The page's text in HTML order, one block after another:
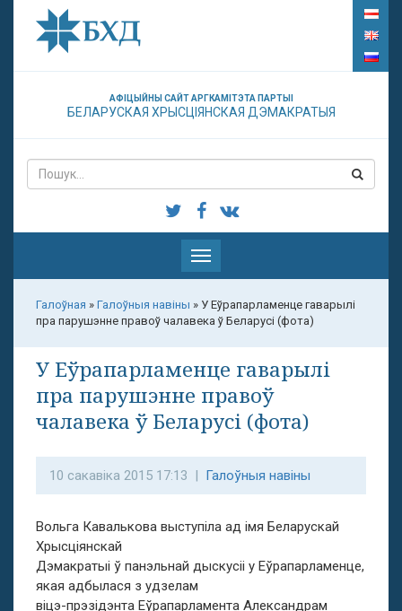
АФІЦЫЙНЫ САЙТ АРГКАМІТЭТА ПАРТЫІ
БЕЛАРУСКАЯ ХРЫСЦІЯНСКАЯ ДЭМАКРАТЫЯ
Паказаць
меню
Галоўная » Галоўныя навіны » У Еўрапарламенце гаварылі
пра парушэнне правоў чалавека ў Беларусі (фота)
У Еўрапарламенце гаварылі
пра парушэнне правоў
чалавека ў Беларусі (фота)
10 сакавіка 2015 17:13 | Галоўныя навіны
Вольга Кавалькова выступіла ад імя Беларускай
Хрысціянскай
Дэмакратыі ў панэльнай дыскусіі у Еўрапарламенце,
якая адбылася з удзелам
віцэ-прэзідэнта Еўрапарламента Александрам